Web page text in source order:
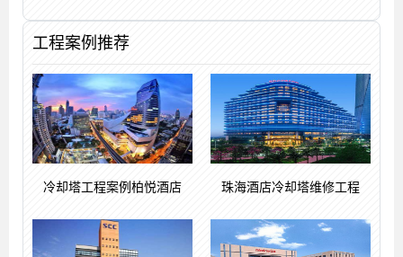
工程案例推荐
冷却塔工程案例柏悦酒店 珠海酒店冷却塔维修工程